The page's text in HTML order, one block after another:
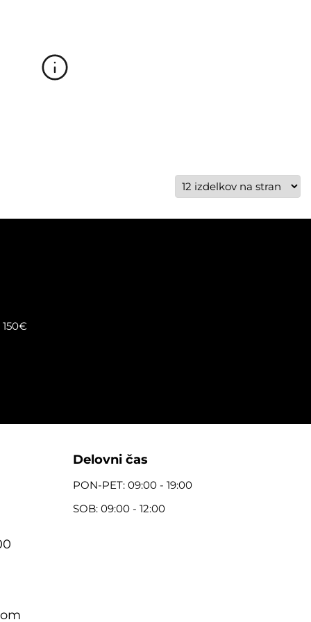
Delovni čas
PON-PET: 09:00 - 19:00
SOB: 09:00 - 12:00